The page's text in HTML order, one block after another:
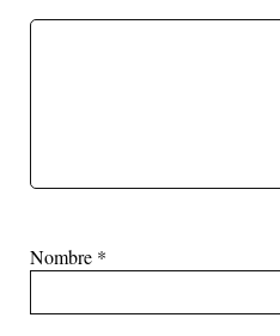
Nombre *